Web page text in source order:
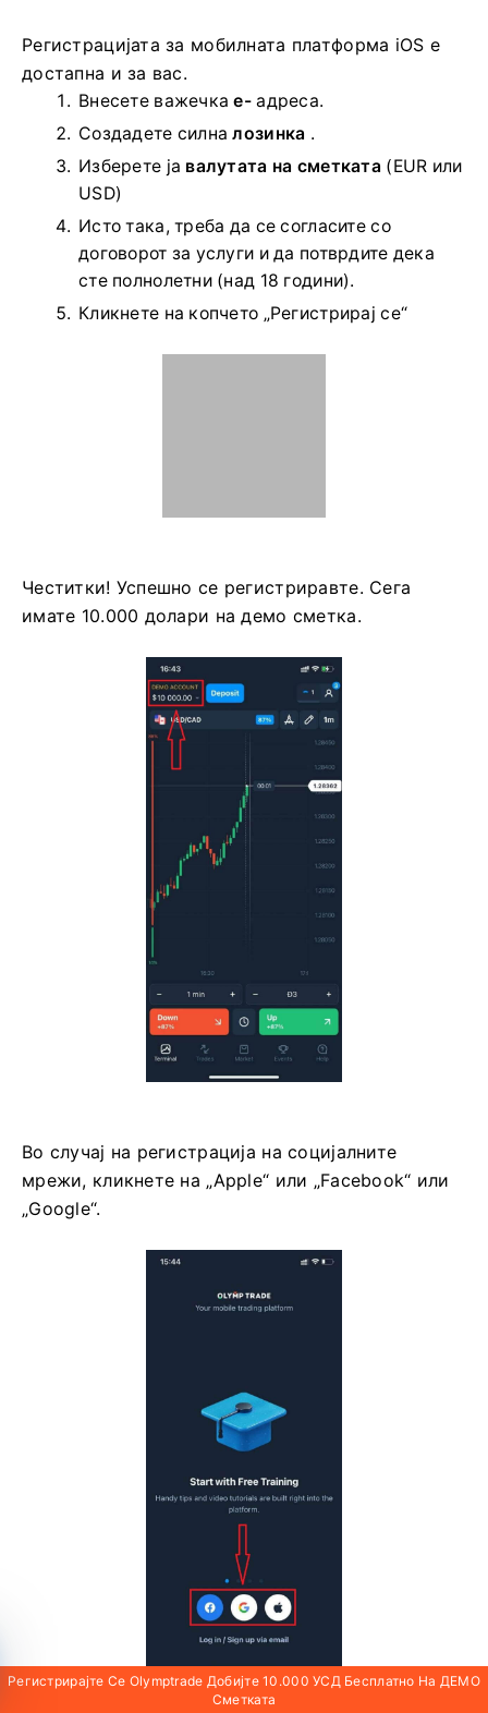
достапна и за вас.
Создадете силналозинка.
Изберете јавалутата на сметката
Исто така, треба да се согласите со
договорот за услуги и да потврдите дека
сте полнолетни (над 18 години).
Кликнете на копчето „Регистрирај се“
Честитки! Успешно се регистриравте. Сега
имате 10.000 долари на демо сметка.
Во случај на регистрација на социјалните
мрежи, кликнете на „Apple“ или „Facebook“ или
Регистрирајте Се Olymptrade Добијте 10.000 УСД Бесплатно На ДЕМО
Сметката